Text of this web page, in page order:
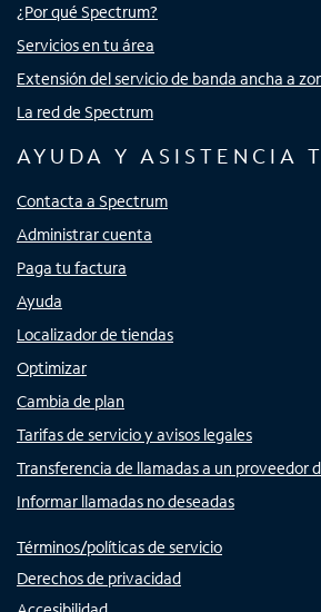
¿Por qué Spectrum?
Servicios en tu área
Extensión del servicio de banda ancha a
La red de Spectrum
AYUDA Y ASISTENCIA
Contacta a Spectrum
Administrar cuenta
Paga tu factura
Ayuda
Localizador de tiendas
Optimizar
Cambia de plan
Tarifas de servicio y avisos legales
Transferencia de llamadas a un proveedor
Informar llamadas no deseadas
Términos/políticas de servicio
Derechos de privacidad